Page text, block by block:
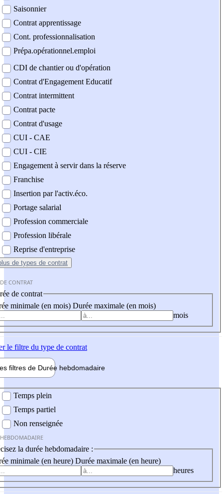
Saisonnier
Contrat apprentissage
Cont. professionnalisation
Prépa.opérationnel.emploi
CDI de chantier ou d'opération
Contrat d'Engagement Educatif
Contrat intermittent
Contrat pacte
Contrat d'usage
CUI - CAE
CUI - CIE
Engagement à servir dans la réserve
Franchise
Insertion par l'activ.éco.
Portage salarial
Profession commerciale
Profession libérale
Reprise d'entreprise
de types de contrat
CONTRAT
de contrat
minimale (en mois) Durée maximale (en mois)
mois
le filtre du type de contrat
filtres de Durée hebdomadaire
Temps plein
Temps partiel
Non renseignée
la durée hebdomadaire :
minimale (en heure) Durée maximale (en heure)
heures